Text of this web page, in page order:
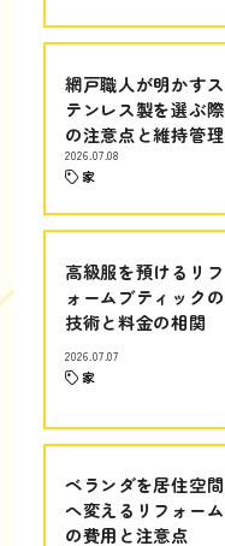
網戸職人が明かすス
テンレス製を選ぶ際
の注意点と維持管理
2026.07.08
家
高級服を預けるリフ
ォームブティックの
技術と料金の相関
2026.07.07
家
ベランダを居住空間
へ変えるリフォーム
の費用と注意点